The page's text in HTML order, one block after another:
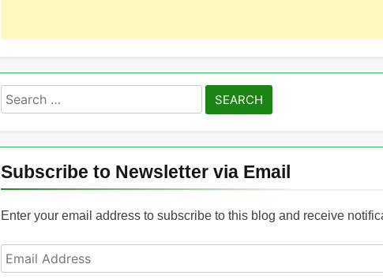
Search
for:
Subscribe to Newsletter via Email
Enter your email address to subscribe to this blog and receive
Email
Address